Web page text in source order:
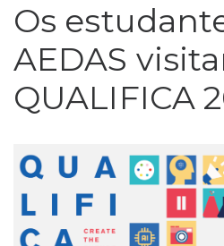
Os
AEDAS
QUALIFICA